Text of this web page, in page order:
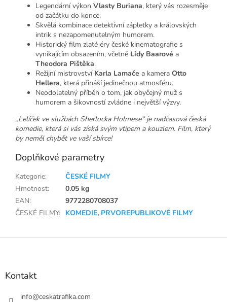
Legendární výkon Vlasty Buriana, který vás rozesměje
od začátku do konce.
Skvělá kombinace detektivní zápletky a královských
intrik s nezapomenutelným humorem.
Historický film zlaté éry české kinematografie s
vynikajícím obsazením, včetně Lídy Baarové a
Theodora Pištěka.
Režijní mistrovství Karla Lamače a kamera Otto
Hellera, která přináší jedinečnou atmosféru.
Neodolatelný příběh o tom, jak obyčejný muž s
humorem a šikovností zvládne i největší výzvy.
„Lelíček ve službách Sherlocka Holmese“ je nadčasová česká
komedie, která si vás získá svým vtipem a kouzlem. Film, který
by neměl chybět ve vaší sbírce!
Doplňkové parametry
Kategorie:
ČESKÉ FILMY
Hmotnost:
0.05 kg
EAN:
9772280708037
ČESKÉ FILMY: KOMEDIE, PRVOREPUBLIKOVÉ FILMY
Z
Kontakt
info@ceskatrafika.com